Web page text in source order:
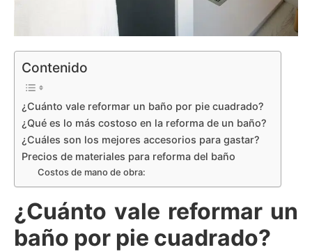
Contenido
¿Cuánto vale reformar un baño por pie cuadrado?
¿Qué es lo más costoso en la reforma de un baño?
¿Cuáles son los mejores accesorios para gastar?
Precios de materiales para reforma del baño
Costos de mano de obra:
¿Cuánto vale reformar un
baño por pie cuadrado?